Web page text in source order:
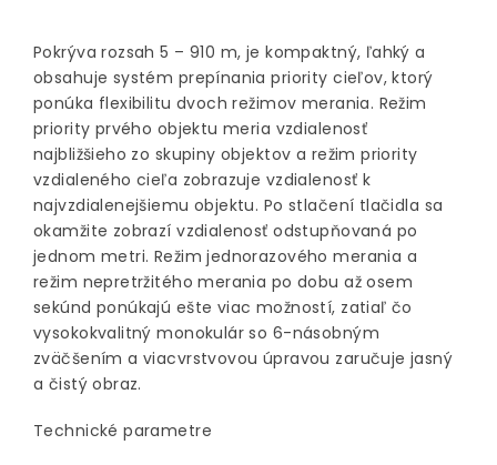
Pokrýva rozsah 5 – 910 m, je kompaktný, ľahký a
obsahuje systém prepínania priority cieľov, ktorý
ponúka flexibilitu dvoch režimov merania. Režim
priority prvého objektu meria vzdialenosť
najbližšieho zo skupiny objektov a režim priority
vzdialeného cieľa zobrazuje vzdialenosť k
najvzdialenejšiemu objektu. Po stlačení tlačidla sa
okamžite zobrazí vzdialenosť odstupňovaná po
jednom metri. Režim jednorazového merania a
režim nepretržitého merania po dobu až osem
sekúnd ponúkajú ešte viac možností, zatiaľ čo
vysokokvalitný monokulár so 6-násobným
zväčšením a viacvrstvovou úpravou zaručuje jasný
a čistý obraz.
Technické parametre